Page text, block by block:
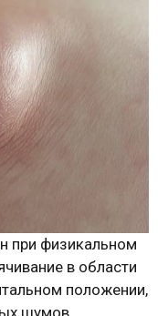
при физикальном
в области
положении,